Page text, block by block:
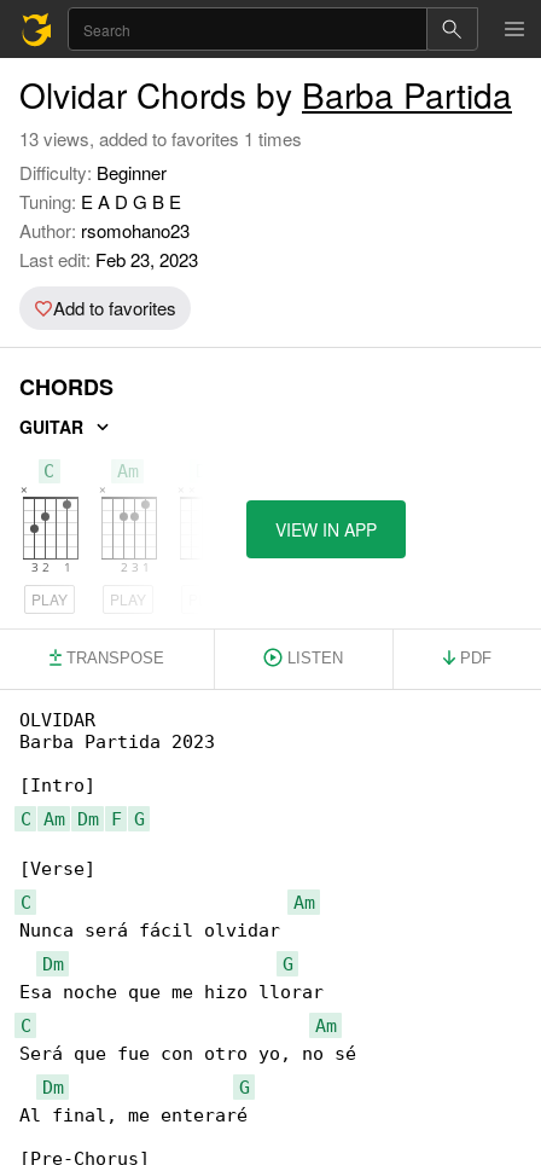
Olvidar Chords by Barba Partida
13 views, added to favorites 1 times
Difficulty: Beginner
Tuning: E A D G B E
Author: rsomohano23
Last edit: Feb 23, 2023
Add to favorites
CHORDS
GUITAR
C
PLAY
Am
PLAY
VIEW IN APP
TRANSPOSE LISTEN PDF
OLVIDAR
Barba Partida 2023
C
Am Dm F G
C
Am
Nunca será fácil olvidar
Dm
G
C
Am
Será que fue con otro yo, no sé
Dm
G
Al final, me enteraré